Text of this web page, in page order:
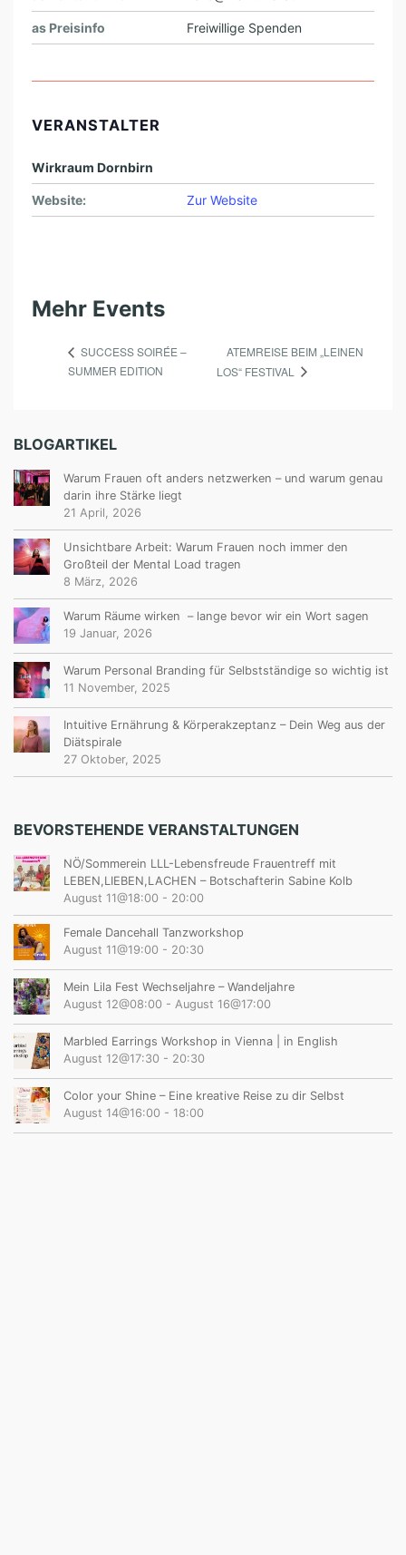
as Preisinfo Freiwillige Spenden
VERANSTALTER
Wirkraum Dornbirn
Website: Zur Website
Mehr Events
SUCCESS SOIRÉE –
SUMMER EDITION
ATEMREISE BEIM „LEINEN
LOS“ FESTIVAL
BLOGARTIKEL
Warum Frauen oft anders netzwerken – und warum genau
darin ihre Stärke liegt
21 April, 2026
Unsichtbare Arbeit: Warum Frauen noch immer den
Großteil der Mental Load tragen
8 März, 2026
Warum Räume wirken – lange bevor wir ein Wort sagen
19 Januar, 2026
Warum Personal Branding für Selbstständige so wichtig ist
11 November, 2025
Intuitive Ernährung & Körperakzeptanz – Dein Weg aus der
Diätspirale
27 Oktober, 2025
BEVORSTEHENDE VERANSTALTUNGEN
NÖ/Sommerein LLL-Lebensfreude Frauentreff mit
LEBEN,LIEBEN,LACHEN – Botschafterin Sabine Kolb
August 11@18:00 - 20:00
Female Dancehall Tanzworkshop
August 11@19:00 - 20:30
Mein Lila Fest Wechseljahre – Wandeljahre
August 12@08:00 - August 16@17:00
Marbled Earrings Workshop in Vienna | in English
August 12@17:30 - 20:30
Color your Shine – Eine kreative Reise zu dir Selbst
August 14@16:00 - 18:00